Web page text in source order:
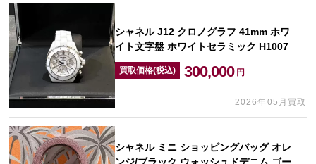
シャネル J12 クロノグラフ 41mm ホワ
イト文字盤 ホワイトセラミック H1007
買取価格(税込) 300,000 円
2026年05月買取
シャネル ミニ ショッピングバッグ オレ